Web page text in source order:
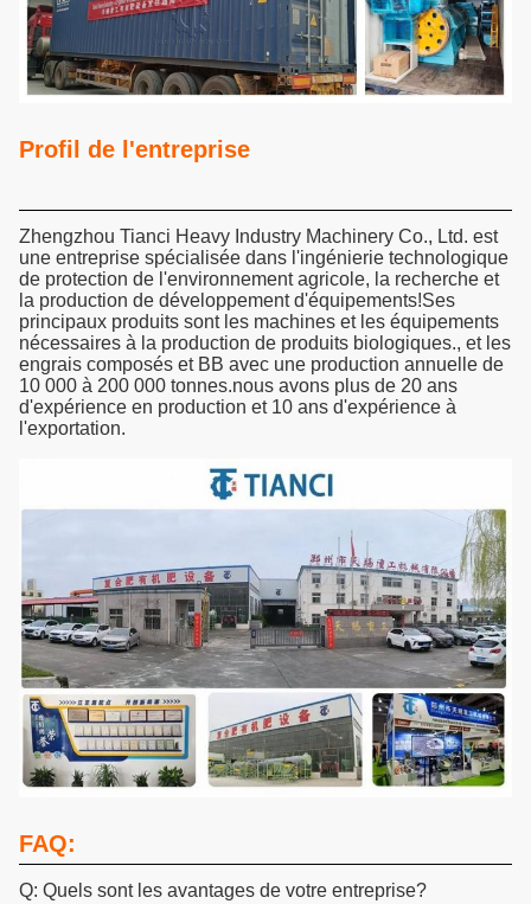
Profil de l'entreprise
Zhengzhou Tianci Heavy Industry Machinery Co., Ltd. est
une entreprise spécialisée dans l'ingénierie technologique
de protection de l'environnement agricole, la recherche et
la production de développement d'équipements!Ses
principaux produits sont les machines et les équipements
nécessaires à la production de produits biologiques., et les
engrais composés et BB avec une production annuelle de
10 000 à 200 000 tonnes.nous avons plus de 20 ans
d'expérience en production et 10 ans d'expérience à
l'exportation.
FAQ:
Q: Quels sont les avantages de votre entreprise?